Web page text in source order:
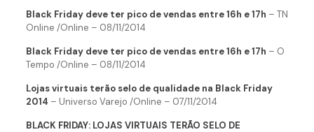
Black Friday deve ter pico de vendas entre 16h e 17h – TN
Online /Online – 08/11/2014
Black Friday deve ter pico de vendas entre 16h e 17h – O
Tempo /Online – 08/11/2014
Lojas virtuais terão selo de qualidade na Black Friday
2014 – Universo Varejo /Online – 07/11/2014
BLACK FRIDAY: LOJAS VIRTUAIS TERÃO SELO DE